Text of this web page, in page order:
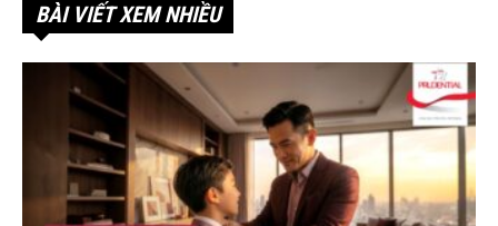
BÀI VIẾT XEM NHIỀU